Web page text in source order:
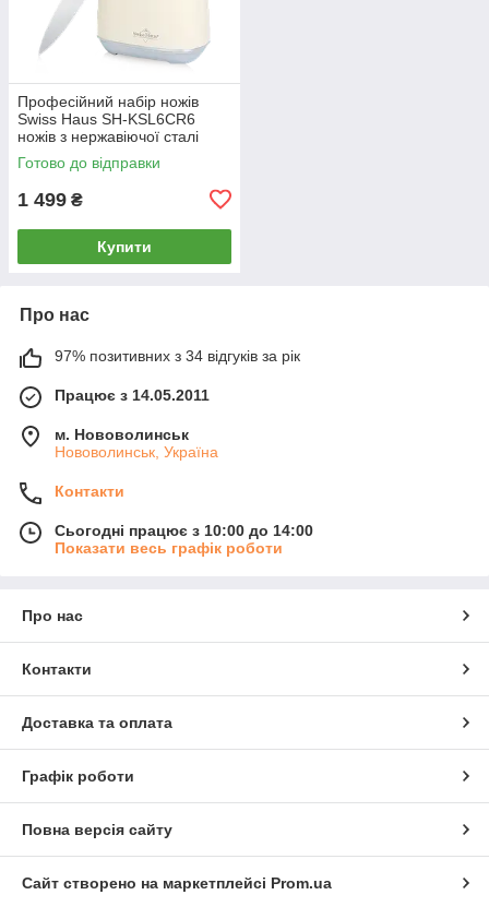
Професійний набір ножів
Swiss Haus SH-KSL6CR6
ножів з нержавіючої сталі
Готово до відправки
1 499 ₴
Купити
Про нас
97% позитивних з 34 відгуків за рік
Працює з 14.05.2011
м. Нововолинськ
Нововолинськ, Україна
Контакти
Сьогодні працює з 10:00 до 14:00
Показати весь графік роботи
Про нас
Контакти
Доставка та оплата
Графік роботи
Повна версія сайту
Сайт створено на маркетплейсі Prom.ua